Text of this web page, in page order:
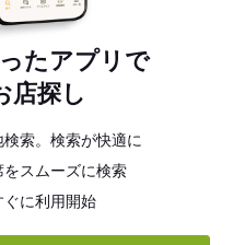
たアプリで
店探し
索。検索が快適に
スムーズに検索
に利用開始